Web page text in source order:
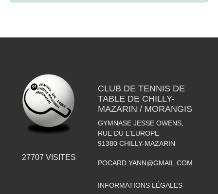
27707 VISITES
CLUB DE TENNIS DE
TABLE DE CHILLY-
MAZARIN / MORANGIS
GYMNASE JESSE OWENS,
RUE DU L'EUROPE
91380 CHILLY-MAZARIN
POCARD.YANN@GMAIL.COM
INFORMATIONS LÉGALES